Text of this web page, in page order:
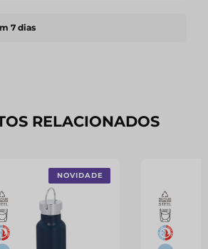
7 dias
RELACIONADOS
NOVIDADE